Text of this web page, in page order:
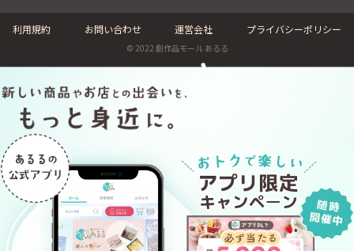
利用規約 お問い合わせ 運営会社 プライバシーポリシー
© 2022 創作品モール あるる